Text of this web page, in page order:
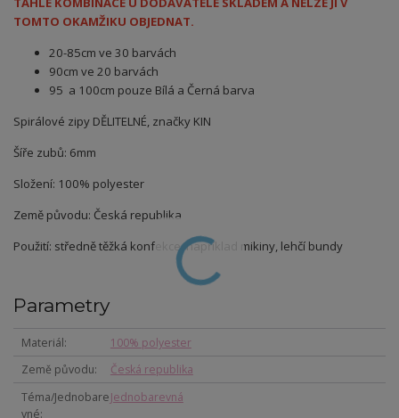
TOMTO OKAMŽIKU OBJEDNAT.
20-85cm ve 30 barvách
90cm ve 20 barvách
95 a 100cm pouze Bílá a Černá barva
Spirálové zipy DĚLITELNÉ, značky KIN
Šíře zubů: 6mm
Složení: 100% polyester
Země původu: Česká republika
Použití: středně těžká konfekce, například mikiny, lehčí bundy
Parametry
Materiál
100% polyester
Země původu
Česká republika
Téma/Jednobare
vné
Jednobarevná